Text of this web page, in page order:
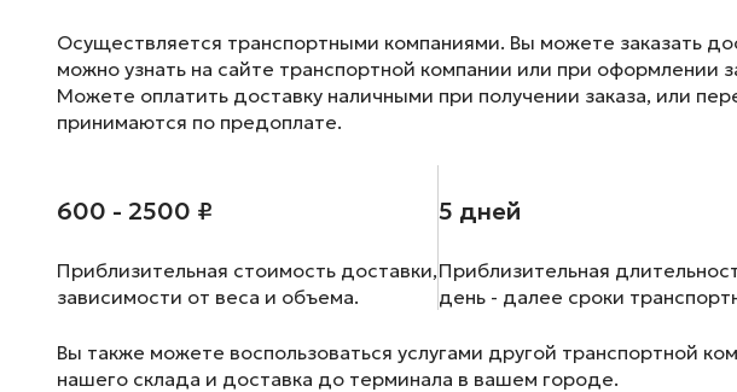
Осуществляется транспортными компаниями. Вы можете заказать
можно узнать на сайте транспортной компании или при оформлении
Можете оплатить доставку наличными при получении заказа, или
принимаются по предоплате.
600 - 2500 ₽
Приблизительная стоимость доставки,
зависимости от веса и объема.
5 дней
Приблизительная
день - далее сроки
Вы также можете воспользоваться услугами другой транспортной
нашего склада и доставка до терминала в вашем городе.